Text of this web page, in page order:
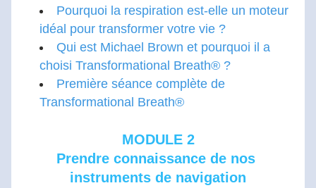
Pourquoi la respiration est-elle un moteur
idéal pour transformer votre vie ?
Qui est Michael Brown et pourquoi il a
choisi Transformational Breath® ?
Première séance complète de
Transformational Breath®
MODULE 2
Prendre connaissance de nos
instruments de navigation